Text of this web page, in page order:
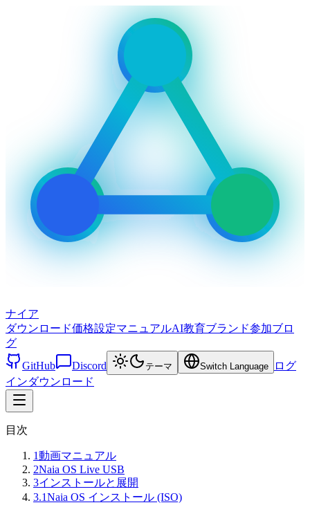
ナイア
ダウンロード価格設定マニュアルAI教育ブランド参加ブロ
グ
GitHub
Discord テーマ Switch Language
ログ
インダウンロード
目次
1動画マニュアル
2Naia OS Live USB
3インストールと展開
3.1Naia OS インストール (ISO)